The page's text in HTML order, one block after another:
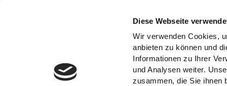
Diese Webseite
Wir verwenden Cookies,
anbieten zu können und
Informationen zu Ihrer
und Analysen weiter.
zusammen, die Sie ihnen